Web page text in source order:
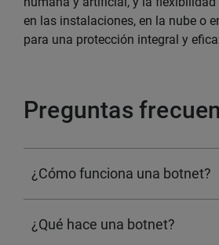
en las instalaciones, en la nube o
para una protección integral y
Preguntas
¿Cómo funciona una botnet?
¿Qué hace una botnet?